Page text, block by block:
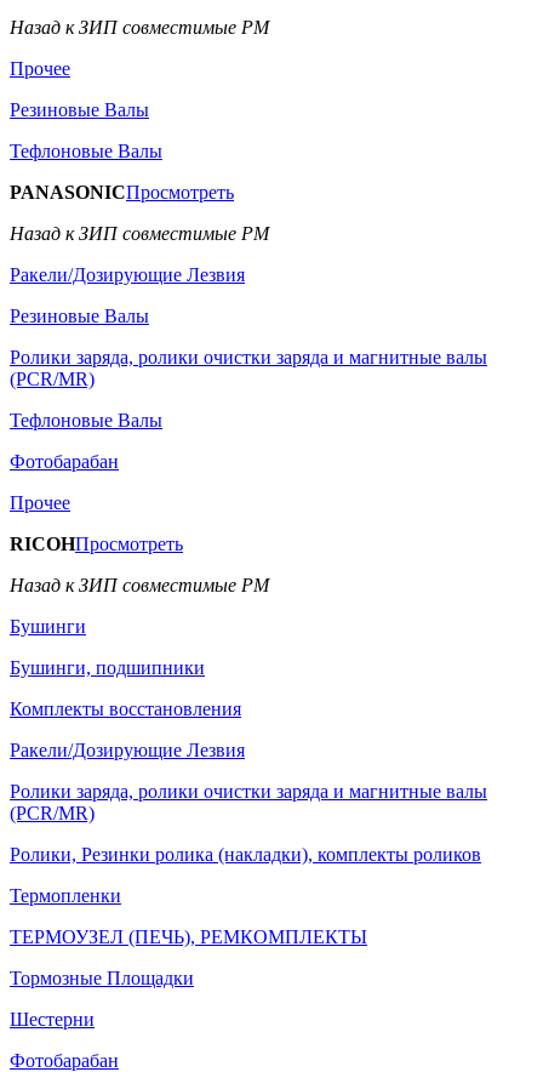
Назад к ЗИП совместимые РМ
Прочее
Резиновые Валы
Тефлоновые Валы
PANASONICПросмотреть
Назад к ЗИП совместимые РМ
Ракели/Дозирующие Лезвия
Резиновые Валы
Ролики заряда, ролики очистки заряда и магнитные валы
(PCR/MR)
Тефлоновые Валы
Фотобарабан
Прочее
RICOHПросмотреть
Назад к ЗИП совместимые РМ
Бушинги
Бушинги, подшипники
Комплекты восстановления
Ракели/Дозирующие Лезвия
Ролики заряда, ролики очистки заряда и магнитные валы
(PCR/MR)
Ролики, Резинки ролика (накладки), комплекты роликов
Термопленки
ТЕРМОУЗЕЛ (ПЕЧЬ), РЕМКОМПЛЕКТЫ
Тормозные Площадки
Шестерни
Фотобарабан